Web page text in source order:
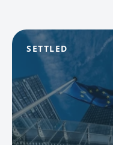
SETTLED